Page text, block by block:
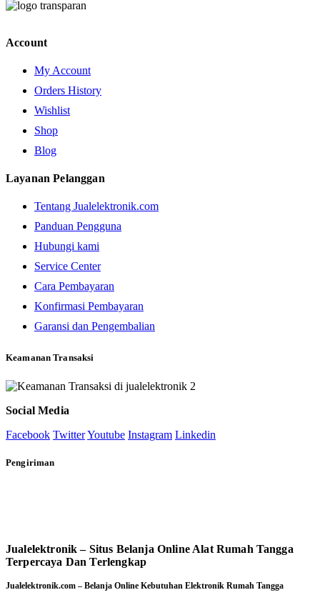
Account
My Account
Orders History
Wishlist
Shop
Blog
Layanan Pelanggan
Tentang Jualelektronik.com
Panduan Pengguna
Hubungi kami
Service Center
Cara Pembayaran
Konfirmasi Pembayaran
Garansi dan Pengembalian
Keamanan Transaksi
Social Media
Facebook TwitterYoutube Instagram Linkedin
Pengiriman
Jualelektronik – Situs Belanja Online Alat Rumah Tangga
Terpercaya Dan Terlengkap
Jualelektronik.com – Belanja Online Kebutuhan Elektronik Rumah Tangga